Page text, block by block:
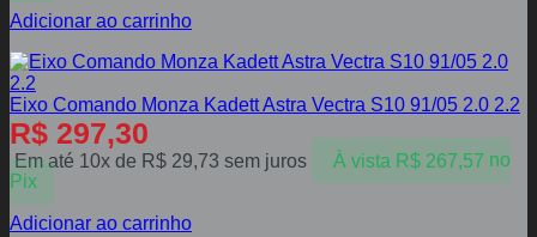
Adicionar ao carrinho
Eixo Comando Monza Kadett Astra Vectra S10 91/05 2.0 2.2
R$ 297,30
Em até 10x de R$ 29,73 sem juros À vista R$267,57 no
Pix
Adicionar ao carrinho